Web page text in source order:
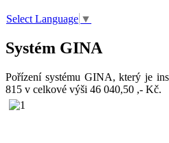
Select Language ▼
Systém GINA
Pořízení systému GINA, který je
815 v celkové výši 46 040,50 ,- Kč.